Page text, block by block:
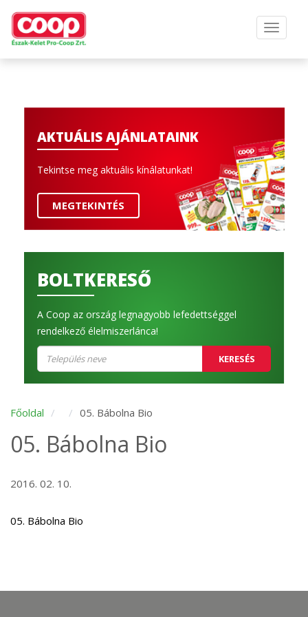
AKTUÁLIS AJÁNLATAINK
Tekintse meg aktuális kínálatunkat!
MEGTEKINTÉS
BOLTKERESŐ
A Coop az ország legnagyobb lefedettséggel
rendelkező élelmiszerlánca!
KERESÉS
Főoldal 05. Bábolna Bio
05. Bábolna Bio
2016. 02. 10.
05. Bábolna Bio